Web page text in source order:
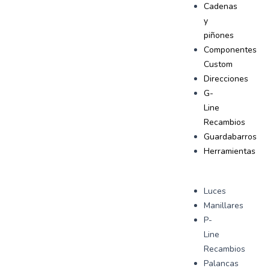
Cadenas
y
piñones
Componentes
Custom
Direcciones
G-
Line
Recambios
Guardabarros
Herramientas
Luces
Manillares
P-
Line
Recambios
Palancas